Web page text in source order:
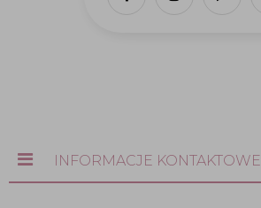
INFORMACJE KONTAKTOWE